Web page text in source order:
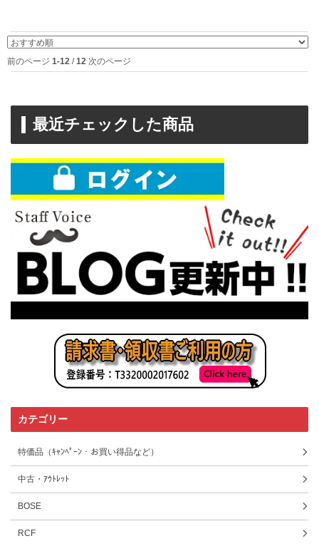
前のページ 1-12 /12 次のページ
最近チェックした商品
カテゴリー
特価品（ｷｬﾝﾍﾟｰﾝ・お買い得品など）
中古・ｱｳﾄﾚｯﾄ
BOSE
RCF